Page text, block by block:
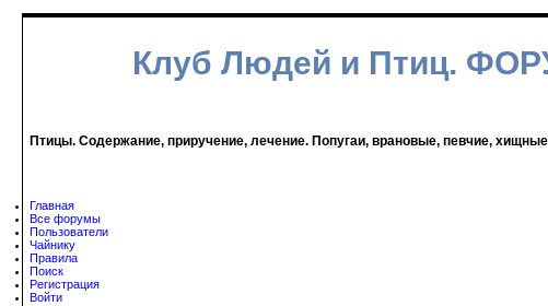
Клуб Людей и Птиц.
Птицы. Содержание, приручение, лечение. Попугаи, врановые, певчие,
Главная
Все форумы
Пользователи
Чайнику
Правила
Поиск
Регистрация
Войти